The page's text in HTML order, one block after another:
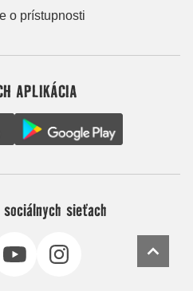
o prístupnosti
APLIKÁCIA
sociálnych sieťach